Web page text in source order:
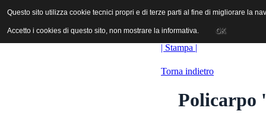
ANICA | Associazione Nazionale Industrie Cinematografiche
| Stampa |
Torna indietro
Policarpo
Questo sito utilizza cookie tecnici propri e di terze parti al fine di migliorare la
Accetto i cookies di questo sito, non mostrare la informativa. OK
Questo sito utilizza cookie tecnici propri e di terze parti al fine di migliorare la
Accetto i cookies di questo sito, non mostrare la informativa. OK